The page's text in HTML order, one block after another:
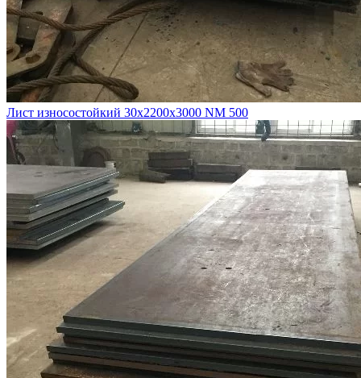
Лист износостойкий 30х2200х3000 NM 500